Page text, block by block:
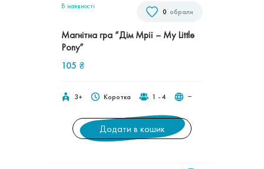
обрали
0
В наявностi
Магнітна гра “Дім Мрії – My Little
Pony”
105 ₴
3+ Коротка 1 - 4 ‒
Додати в кошик